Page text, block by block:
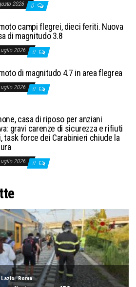
2026 0
campi flegrei, dieci feriti. Nuova
di magnitudo 3.8
2026 0
di magnitudo 4.7 in area flegrea
2026 0
casa di riposo per anziani
gravi carenze di sicurezza e rifiuti
task force dei Carabinieri chiude la
2026 0